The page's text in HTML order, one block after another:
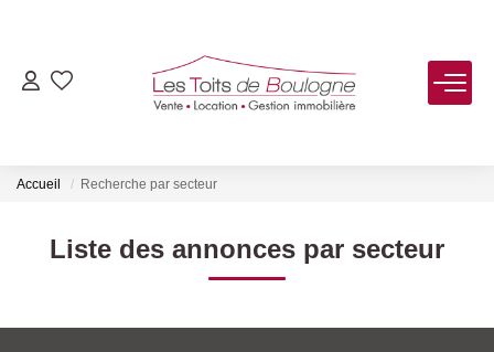
ACHETER
LOUER
VENDRE
Biens Vendus
Accueil Recherche par secteur
Liste des annonces par secteur